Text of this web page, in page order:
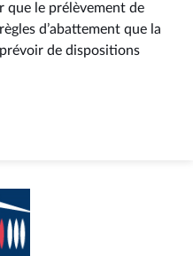
que le prélèvement de
d’abattement que la
de dispositions